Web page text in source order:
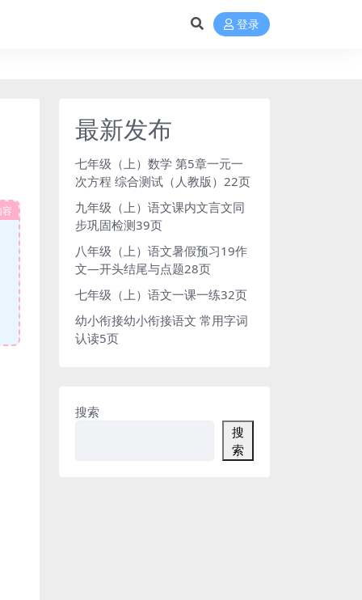
登录
最新发布
七年级（上）数学 第5章一元一
次方程 综合测试（人教版）22页
九年级（上）语文课内文言文同
步巩固检测39页
八年级（上）语文暑假预习19作
文—开头结尾与点题28页
七年级（上）语文一课一练32页
幼小衔接幼小衔接语文 常用字词
认读5页
搜索
搜
索